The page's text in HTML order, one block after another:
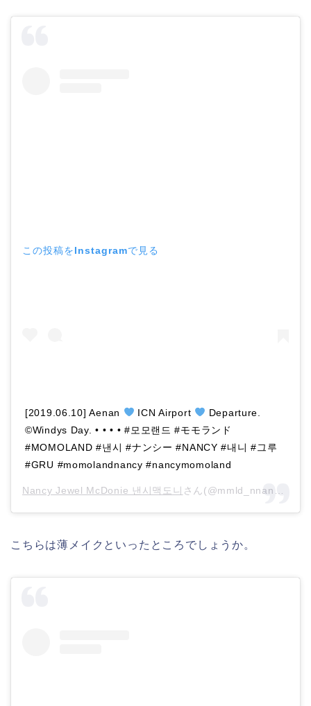
この投稿をInstagramで見る
[2019.06.10] Aenan ICN Airport
Departure.
©️Windys Day. • • • • #모모랜드 #モモランド
#MOMOLAND #낸시 #ナンシー #NANCY #내니 #그루
#GRU #momolandnancy #nancymomoland
Nancy Jewel McDonie 낸시맥도니 さん(@mmld_nnancy)がシェアした投稿 –
こちらは薄メイクといったところでしょうか。